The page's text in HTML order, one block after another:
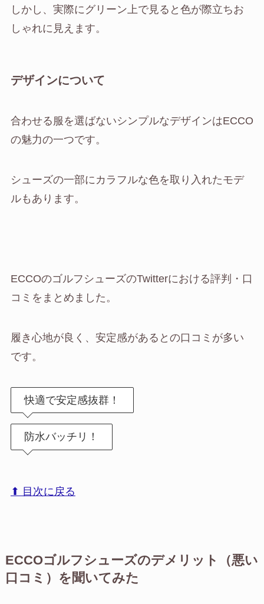
しかし、実際にグリーン上で見ると色が際立ちお
しゃれに見えます。
デザインについて
合わせる服を選ばないシンプルなデザインはECCO
の魅力の一つです。
シューズの一部にカラフルな色を取り入れたモデ
ルもあります。
ECCOのゴルフシューズのTwitterにおける評判・口
コミをまとめました。
履き心地が良く、安定感があるとの口コミが多い
です。
快適で安定感抜群！
防水バッチリ！
⬆︎ 目次に戻る
ECCOゴルフシューズのデメリット（悪い
口コミ）を聞いてみた